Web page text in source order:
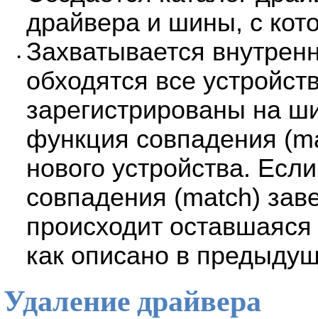
драйвера и шины, с
• Захватывается
обходятся все
зарегистрированы на
функция совпадения
нового устройства.
совпадения (match)
происходит
как описано в
Удаление драйвера